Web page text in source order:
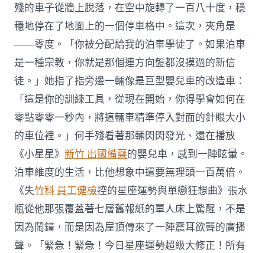
殘的車子從牆上脫落，在空中旋轉了一百八十度，穩
穩地停在了地面上的一個停車格中。這次，夾角是
——零度。「你被分配給我的泊車學徒了。如果泊車
是一種宗教，你就是那個連方向盤都沒摸過的新信
徒。」她指了指旁邊一輛像是巨型嬰兒車的改造車：
「這是你的訓練工具，從現在開始，你得學會如何在
零點零零一秒內，將這輛車精準停入對面的針眼大小
的車位裡。」何手殘看著那輛閃閃發光、還在播放
《小星星》新竹 出國備藥的嬰兒車，感到一陣眩暈。
泊車維度的生活，比他想象中還要無理頭一百萬倍。
《失竹科 員工健檢控的星座運勢與單戀狂想曲》張水
瓶從他那張覆蓋著七層舊報紙的單人床上驚醒，不是
因為鬧鐘，而是因為屋頂傳來了一陣震耳欲聾的廣播
聲。「緊急！緊急！今日星座運勢超級大修正！所有